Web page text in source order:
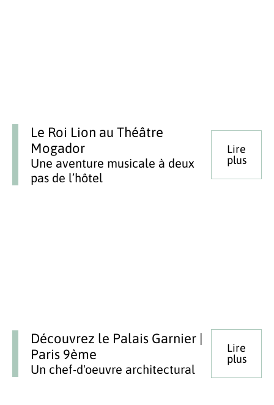
Le Roi Lion au Théâtre
Mogador
Une aventure musicale à deux
pas de l’hôtel
Lire
plus
Découvrez le Palais Garnier |
Paris 9ème
Un chef-d'oeuvre architectural
Lire
plus